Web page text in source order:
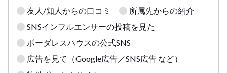
友人/知人からの口コミ
所属先からの紹介
SNSインフルエンサーの投稿を見た
ボーダレスハウスの公式SNS
広告を見て（Google広告／SNS広告 など）